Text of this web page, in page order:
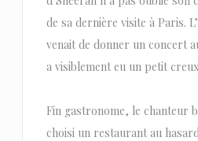
de sa dernière visite à Paris.
venait de donner un concert
a visiblement eu un petit
Fin gastronome, le chanteur
choisi un restaurant au